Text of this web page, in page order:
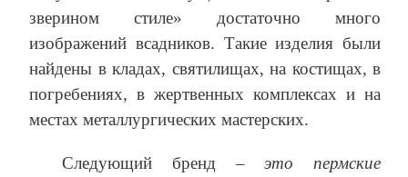
зверином стиле» достаточно много
изображений всадников. Такие изделия были
найдены в кладах, святилищах, на костищах, в
погребениях, в жертвенных комплексах и на
местах металлургических мастерских.
Следующий бренд – это пермские